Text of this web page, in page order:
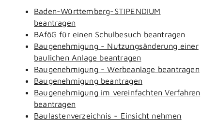
Baden-Württemberg-STIPENDIUM
beantragen
BAföG für einen Schulbesuch beantragen
Baugenehmigung - Nutzungsänderung einer
baulichen Anlage beantragen
Baugenehmigung - Werbeanlage beantragen
Baugenehmigung beantragen
Baugenehmigung im vereinfachten Verfahren
beantragen
Baulastenverzeichnis - Einsicht nehmen